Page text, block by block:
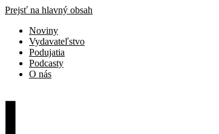
Prejsť na hlavný obsah
Noviny
Vydavateľstvo
Podujatia
Podcasty
O nás